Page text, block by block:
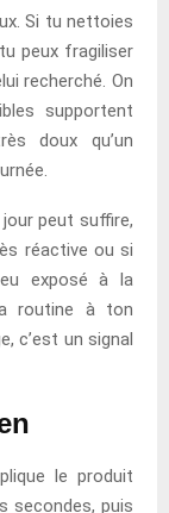
Si tu nettoies
peux fragiliser
recherché. On
supportent
doux qu’un
peut suffire,
réactive ou si
exposé à la
routine à ton
c’est un signal
le produit
secondes, puis